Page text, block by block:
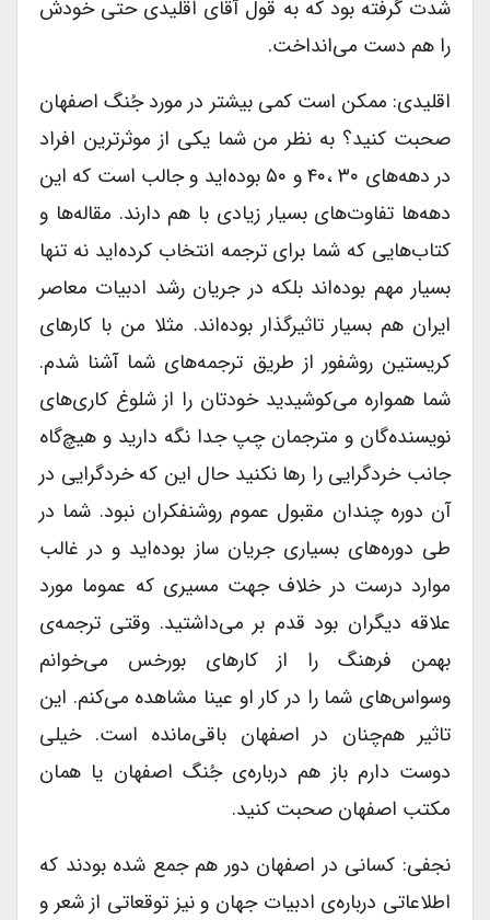
شدت گرفته بود که به قول آقای اقلیدی حتی خودش
را هم دست می‌انداخت.
اقلیدی: ممکن است کمی بیشتر در مورد جُنگ اصفهان
صحبت کنید؟ به نظر من شما یکی از موثرترین افراد
در دهه‌های ۳۰ ،۴۰ و ۵۰ بوده‌اید و جالب است که این
دهه‌ها تفاوت‌های بسیار زیادی با هم دارند. مقاله‌ها و
کتاب‌هایی که شما برای ترجمه انتخاب کرده‌اید نه تنها
بسیار مهم بوده‌اند بلکه در جریان رشد ادبیات معاصر
ایران هم بسیار تاثیرگذار بوده‌اند. مثلا من با کارهای
کریستین روشفور از طریق ترجمه‌های شما آشنا شدم.
شما همواره می‌کوشیدید خودتان را از شلوغ کاری‌های
نویسنده‌گان و مترجمان چپ جدا نگه دارید و هیچ‌گاه
جانب خردگرایی را رها نکنید حال این که خردگرایی در
آن دوره چندان مقبول عموم روشنفکران نبود. شما در
طی دوره‌های بسیاری جریان ساز بوده‌اید و در غالب
موارد درست در خلاف جهت مسیری که عموما مورد
علاقه دیگران بود قدم بر می‌داشتید. وقتی ترجمه‌ی
بهمن فرهنگ را از کارهای بورخس می‌خوانم
وسواس‌های شما را در کار او عینا مشاهده می‌کنم. این
تاثیر هم‌چنان در اصفهان باقی‌مانده است. خیلی
دوست دارم باز هم درباره‌ی جُنگ اصفهان یا همان
مکتب اصفهان صحبت کنید.
نجفی: کسانی در اصفهان دور هم جمع شده بودند که
اطلاعاتی درباره‌ی ادبیات جهان و نیز توقعاتی از شعر و